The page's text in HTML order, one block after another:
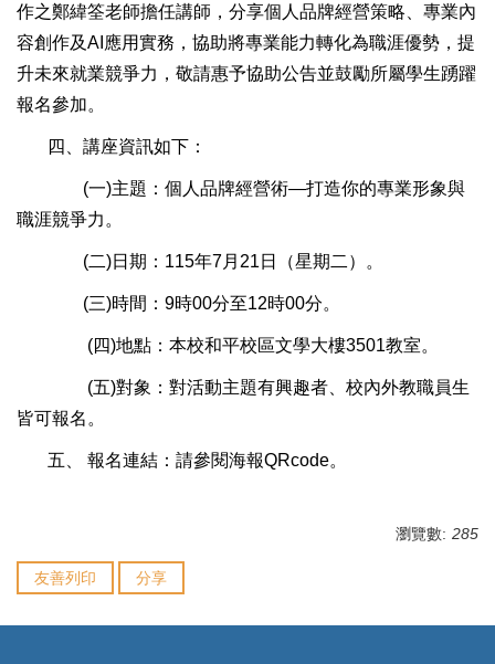
作之鄭緯筌老師擔任講師，分享個人品牌經營策略、專業內
容創作及AI應用實務，協助將專業能力轉化為職涯優勢，提
升未來就業競爭力，敬請惠予協助公告並鼓勵所屬學生踴躍
報名參加。
四、講座資訊如下：
(一)主題：個人品牌經營術—打造你的專業形象與
職涯競爭力。
(二)日期：115年7月21日（星期二）。
(三)時間：9時00分至12時00分。
(四)地點：本校和平校區文學大樓3501教室。
(五)對象：對活動主題有興趣者、校內外教職員生
皆可報名。
五、 報名連結：請參閱海報QRcode。
瀏覽數: 285
友善列印 分享